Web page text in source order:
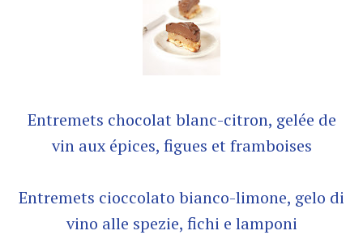
Entremets chocolat blanc-citron, gelée de
vin aux épices, figues et framboises
Entremets cioccolato bianco-limone, gelo di
vino alle spezie, fichi e lamponi